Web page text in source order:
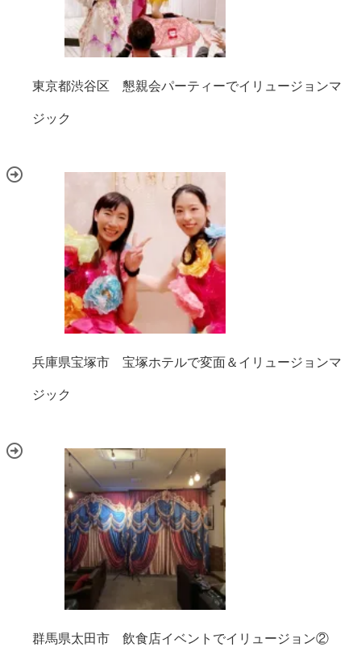
東京都渋谷区 懇親会パーティーでイリュージョンマ
ジック
兵庫県宝塚市 宝塚ホテルで変面＆イリュージョンマ
ジック
群馬県太田市 飲食店イベントでイリュージョン②